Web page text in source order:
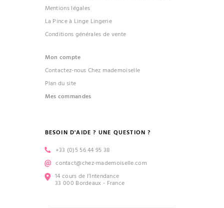
Mentions légales
La Pince à Linge Lingerie
Conditions générales de vente
Mon compte
Contactez-nous Chez mademoiselle
Plan du site
Mes commandes
BESOIN D'AIDE ? UNE QUESTION ?
+33 (0)5 56 44 95 38
contact@chez-mademoiselle.com
14 cours de l’Intendance
33 000 Bordeaux - France